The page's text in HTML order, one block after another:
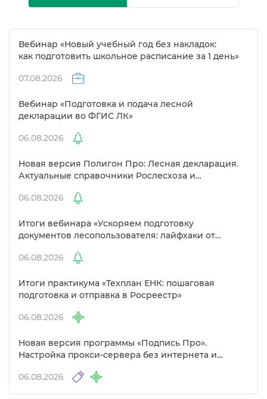
ебинар «Новый учебный год без накладок:
как подготовить школьное расписание за 1 день»
07.08.2026
ебинар «Подготовка и подача лесной
декларации во ФГИС ЛК»
06.08.2026
Новая версия Полигон Про: Лесная декларация.
Актуальные справочники Рослесхоза и
06.08.2026
Итоги вебинара «Ускоряем подготовку
документов лесопользователя: лайфхаки от
06.08.2026
Итоги практикума «Техплан ЕНК: пошаговая
подготовка и отправка в Росреестр»
06.08.2026
Новая версия программы «Подпись Про».
Настройка прокси-сервера без интернета и
06.08.2026